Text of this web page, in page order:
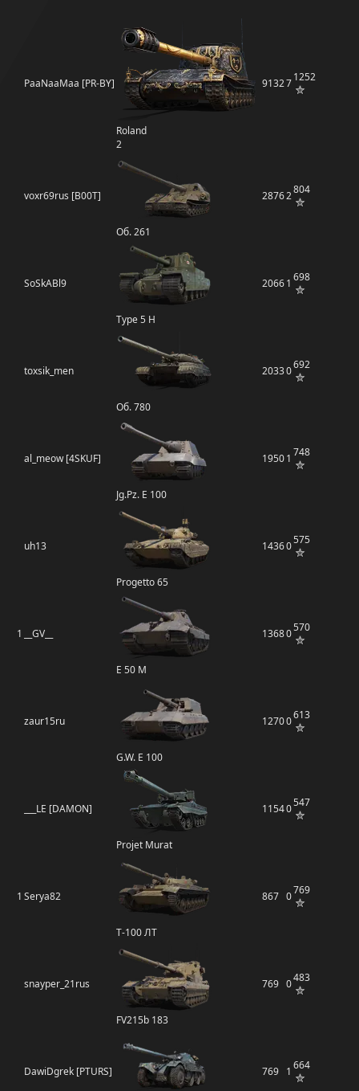
PaaNaaMaa [PR-BY]
Roland
2
913271252
voxr69rus [B00T]
Об. 261
28762804
SoSkABl9
Type 5 H
20661 698
toxsik_men
Об. 780
20330692
al_meow [4SKUF]
Jg.Pz. E 100
19501 748
uh13
Progetto 65
14360575
1 __GV__
E 50 M
13680570
zaur15ru
G.W. E 100
12700613
___LE [DAMON]
Projet Murat
11540547
1 Serya82
Т-100 ЛТ
867 0769
snayper_21rus
FV215b 183
769 0483
DawiDgrek [PTURS] 769 1 664